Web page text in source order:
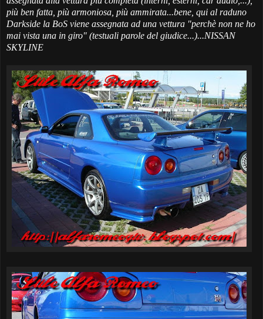
più ben fatta, più armoniosa, più ammirata...bene, qui al raduno
Darkside la BoS viene assegnata ad una vettura "perchè non ne ho
mai vista una in giro" (testuali parole del giudice...)...NISSAN
SKYLINE